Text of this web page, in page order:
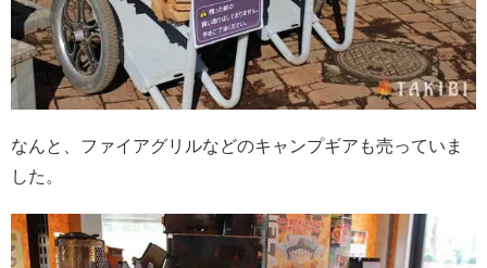
なんと、ファイアグリルなどのキャンプギアも売っていま
した。